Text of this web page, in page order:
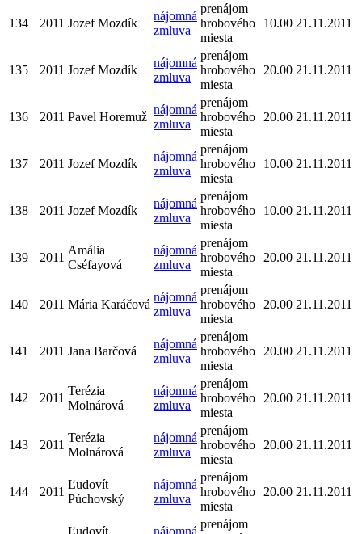
134 2011 Jozef Mozdík
nájomná
zmluva
prenájom
hrobového
miesta
10.00 21.11.2011
135 2011 Jozef Mozdík
nájomná
zmluva
prenájom
hrobového
miesta
20.00 21.11.2011
136 2011 Pavel Horemuž
nájomná
zmluva
prenájom
hrobového
miesta
20.00 21.11.2011
137 2011 Jozef Mozdík
nájomná
zmluva
prenájom
hrobového
miesta
10.00 21.11.2011
138 2011 Jozef Mozdík
nájomná
zmluva
prenájom
hrobového
miesta
10.00 21.11.2011
139 2011
Amália
Cséfayová
nájomná
zmluva
prenájom
hrobového
miesta
20.00 21.11.2011
140 2011 Mária Karáčová
nájomná
zmluva
prenájom
hrobového
miesta
20.00 21.11.2011
141 2011 Jana Barčová
nájomná
zmluva
prenájom
hrobového
miesta
20.00 21.11.2011
142 2011
Terézia
Molnárová
nájomná
zmluva
prenájom
hrobového
miesta
20.00 21.11.2011
143 2011
Terézia
Molnárová
nájomná
zmluva
prenájom
hrobového
miesta
20.00 21.11.2011
144 2011
Ľudovít
Púchovský
nájomná
zmluva
prenájom
hrobového
miesta
20.00 21.11.2011
Ľudovít nájomná
prenájom